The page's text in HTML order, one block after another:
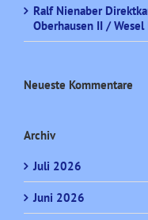
Ralf Nienaber
Oberhausen II / Wesel
Neueste Kommentare
Archiv
Juli 2026
Juni 2026